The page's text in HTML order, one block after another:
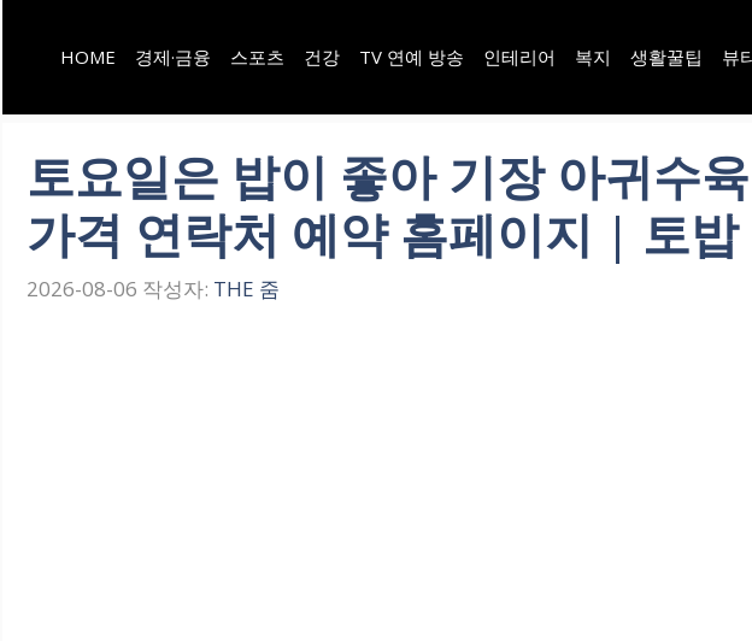
츠
HOME 경제·금융 스포츠 건강 TV 연예 방송 인테리어 복지 생활꿀팁 뷰
토요일은 밥이 좋아 기장 아귀수
가격 연락처 예약 홈페이지 | 토
2026-08-06 작성자: THE 줌